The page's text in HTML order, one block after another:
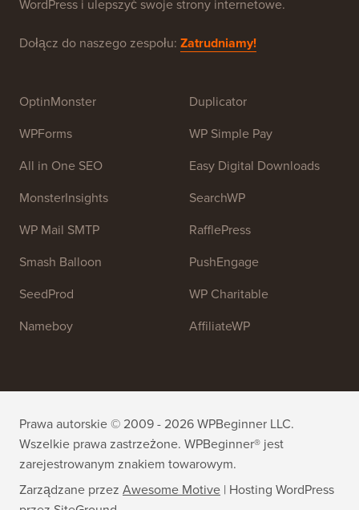
lipcu 2009 roku przezSyeda Balkhi. Głównym celem
szkoleniowych, aby pomóc ludziom nauczyć się
WordPress i ulepszyć swoje strony internetowe.
Dołącz do naszego zespołu: Zatrudniamy!
OptinMonster
WPForms
All in One SEO
WP Mail SMTP
Smash Balloon
SeedProd
Nameboy
Duplicator
WP Simple Pay
Easy Digital Downloads
RafflePress
PushEngage
WP Charitable
AffiliateWP